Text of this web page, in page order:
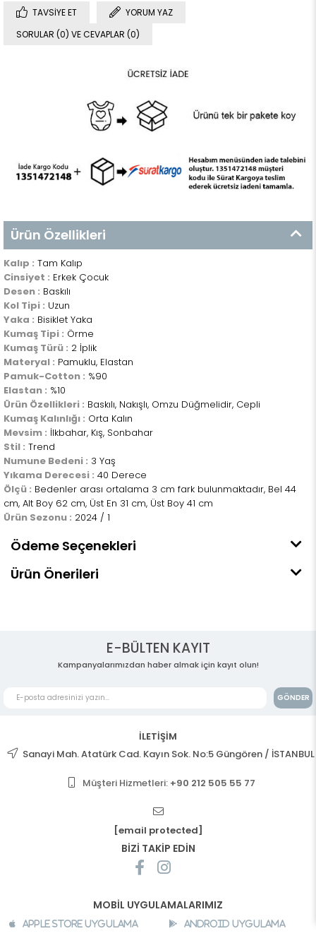
TAVSIYE ET
YORUM YAZ
SORULAR (0) VE CEVAPLAR (0)
Ürün Özellikleri
Kalıp : Tam Kalıp
Cinsiyet : Erkek Çocuk
Desen : Baskılı
Kol Tipi : Uzun
Yaka : Bisiklet Yaka
Kumaş Tipi : Örme
Kumaş Türü : 2 İplik
Materyal : Pamuklu, Elastan
Pamuk-Cotton : %90
Elastan : %10
Ürün Özellikleri : Baskılı, Nakışlı, Omzu Düğmelidir, Cepli
Kumaş Kalınlığı : Orta Kalın
Mevsim : İlkbahar, Kış, Sonbahar
Stil : Trend
Numune Bedeni : 3 Yaş
Yıkama Derecesi : 40 Derece
Ölçü : Bedenler arası ortalama 3 cm fark bulunmaktadır, Bel 44
cm, Alt Boy 62 cm, Üst En 31 cm, Üst Boy 41 cm
Ürün Sezonu : 2024 / 1
Ödeme Seçenekleri
Ürün Önerileri
E-BÜLTEN KAYIT
Kampanyalarımızdan haber almak için kayıt olun!
GÖNDER
İLETİŞİM
Sanayi Mah. Atatürk Cad. Kayın Sok. No:5 Güngören / İSTANBUL
Müşteri Hizmetleri: +90 212 505 55 77
[email protected]
BİZİ TAKİP EDİN
MOBİL UYGULAMALARIMIZ
Apple Store Uygulama Android Uygulama